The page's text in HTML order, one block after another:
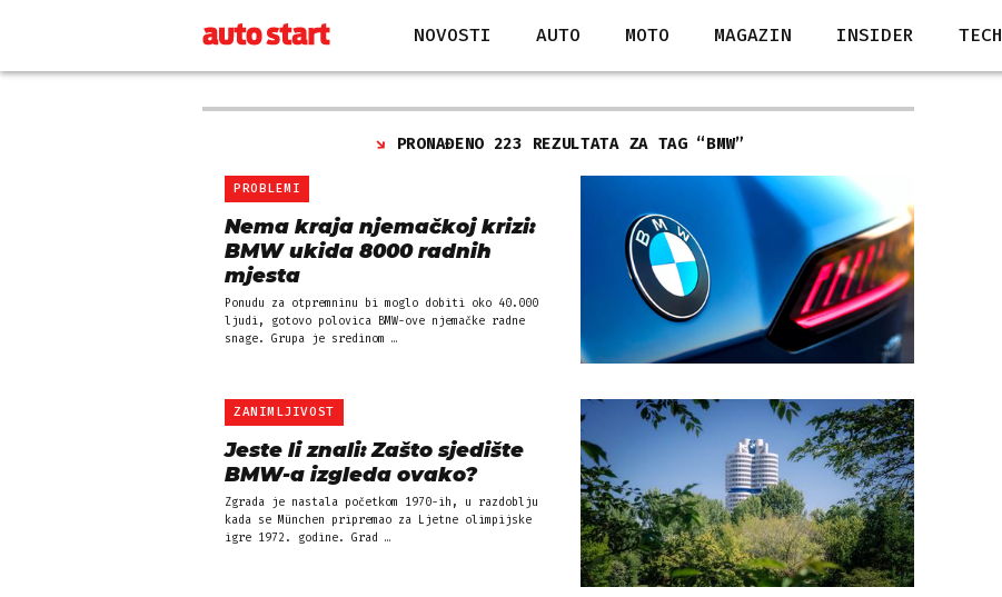
NOVOSTI AUTO MOTO MAGAZIN INSIDER TECH
PRONAĐENO 223 REZULTATA ZA TAG “BMW”
PROBLEMI
Nema kraja njemačkoj krizi:
BMW ukida 8000 radnih
mjesta
Ponudu za otpremninu bi moglo dobiti oko 40.000
ljudi, gotovo polovica BMW-ove njemačke radne
snage. Grupa je sredinom …
ZANIMLJIVOST
Jeste li znali: Zašto sjedište
BMW-a izgleda ovako?
Zgrada je nastala početkom 1970-ih, u razdoblju
kada se München pripremao za Ljetne olimpijske
igre 1972. godine. Grad …